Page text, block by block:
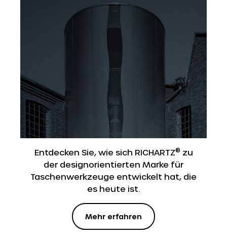
Entdecken Sie, wie sich RICHARTZ® zu
der designorientierten Marke für
Taschenwerkzeuge entwickelt hat, die
es heute ist.
Mehr erfahren